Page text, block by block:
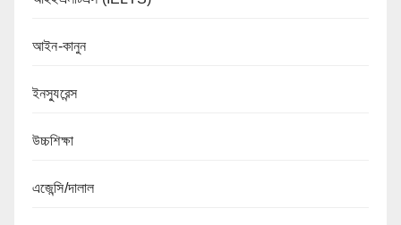
আইন-কানুন
ইনস্যুরেন্স
উচ্চশিক্ষা
এজেন্সি/দালাল